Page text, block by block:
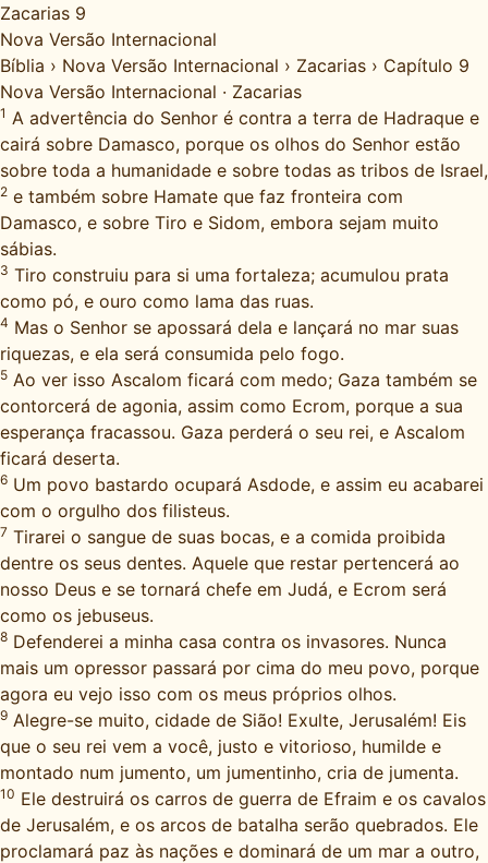
Zacarias 9
Nova Versão Internacional
Bíblia › Nova Versão Internacional › Zacarias › Capítulo 9
Nova Versão Internacional · Zacarias
1 A advertência do Senhor é contra a terra de Hadraque e
cairá sobre Damasco, porque os olhos do Senhor estão
sobre toda a humanidade e sobre todas as tribos de Israel,
2 e também sobre Hamate que faz fronteira com
Damasco, e sobre Tiro e Sidom, embora sejam muito
sábias.
3 Tiro construiu para si uma fortaleza; acumulou prata
como pó, e ouro como lama das ruas.
4 Mas o Senhor se apossará dela e lançará no mar suas
riquezas, e ela será consumida pelo fogo.
5 Ao ver isso Ascalom ficará com medo; Gaza também se
contorcerá de agonia, assim como Ecrom, porque a sua
esperança fracassou. Gaza perderá o seu rei, e Ascalom
ficará deserta.
6 Um povo bastardo ocupará Asdode, e assim eu acabarei
com o orgulho dos filisteus.
7 Tirarei o sangue de suas bocas, e a comida proibida
dentre os seus dentes. Aquele que restar pertencerá ao
nosso Deus e se tornará chefe em Judá, e Ecrom será
como os jebuseus.
8 Defenderei a minha casa contra os invasores. Nunca
mais um opressor passará por cima do meu povo, porque
agora eu vejo isso com os meus próprios olhos.
9 Alegre-se muito, cidade de Sião! Exulte, Jerusalém! Eis
que o seu rei vem a você, justo e vitorioso, humilde e
montado num jumento, um jumentinho, cria de jumenta.
10 Ele destruirá os carros de guerra de Efraim e os cavalos
de Jerusalém, e os arcos de batalha serão quebrados. Ele
proclamará paz às nações e dominará de um mar a outro,